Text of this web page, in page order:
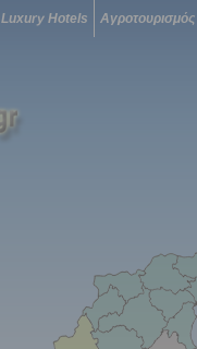
Luxury Hotels Αγροτουρισμός